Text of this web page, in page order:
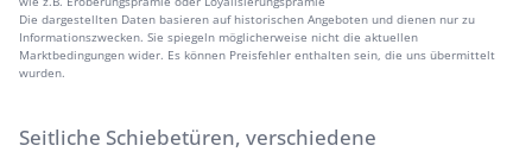
Die dargestellten Daten basieren auf historischen Angeboten und dienen nur zu
Informationszwecken. Sie spiegeln möglicherweise nicht die aktuellen
Marktbedingungen wider. Es können Preisfehler enthalten sein, die uns übermittelt
wurden.
Seitliche Schiebetüren, verschiedene